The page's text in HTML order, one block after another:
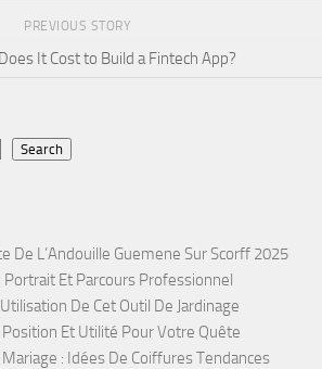
PREVIOUS STORY
It Cost to Build a Fintech App?
Search
De L’Andouille Guemene Sur Scorff 2025
Portrait Et Parcours Professionnel
De Cet Outil De Jardinage
Et Utilité Pour Votre Quête
: Idées De Coiffures Tendances